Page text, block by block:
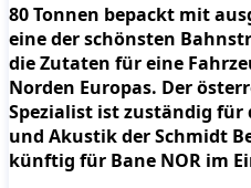
80 Tonnen bepackt mit
eine der schönsten
die Zutaten für eine
Norden Europas. Der
Spezialist ist zuständig für
und Akustik der Schmidt
künftig für Bane NOR im